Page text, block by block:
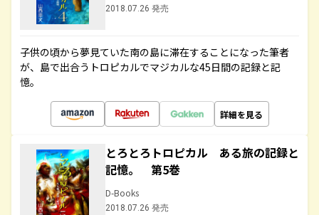
2018.07.26 発売
子供の頃から夢見ていた南の島に滞在することになった筆者
が、島で出合うトロピカルでマジカルな45日間の記録と記
憶。
詳細を見る
とろとろトロピカル ある旅の記録と
記憶。 第5巻
D-Books
2018.07.26 発売